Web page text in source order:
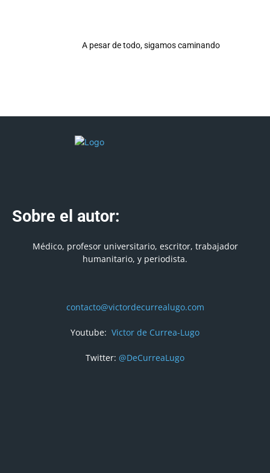
A pesar de todo, sigamos caminando
Sobre el autor:
Médico, profesor universitario, escritor, trabajador
humanitario, y periodista.
contacto@victordecurrealugo.com
Youtube: Victor de Currea-Lugo
Twitter: @DeCurreaLugo